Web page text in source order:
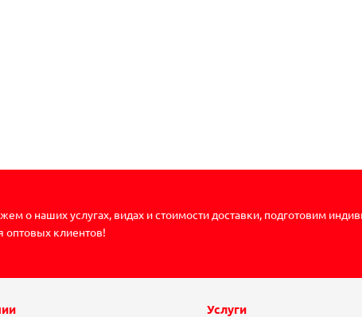
о наших услугах, видах и стоимости доставки, подготовим
оптовых клиентов!
Услуги